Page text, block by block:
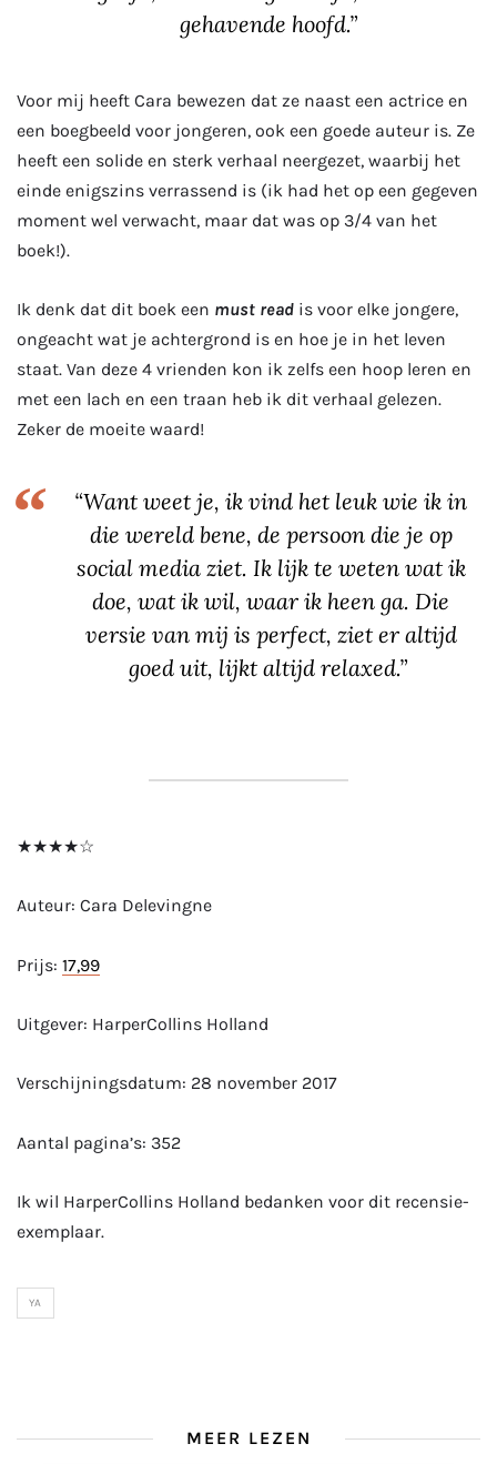
gehavende hoofd.”
Voor mij heeft Cara bewezen dat ze naast een actrice en
een boegbeeld voor jongeren, ook een goede auteur is. Ze
heeft een solide en sterk verhaal neergezet, waarbij het
einde enigszins verrassend is (ik had het op een gegeven
moment wel verwacht, maar dat was op 3/4 van het
boek!).
Ik denk dat dit boek een must read is voor elke jongere,
ongeacht wat je achtergrond is en hoe je in het leven
staat. Van deze 4 vrienden kon ik zelfs een hoop leren en
met een lach en een traan heb ik dit verhaal gelezen.
Zeker de moeite waard!
“Want weet je, ik vind het leuk wie ik in
die wereld bene, de persoon die je op
social media ziet. Ik lijk te weten wat ik
doe, wat ik wil, waar ik heen ga. Die
versie van mij is perfect, ziet er altijd
goed uit, lijkt altijd relaxed.”
★★★★☆
Auteur: Cara Delevingne
Prijs: 17,99
Uitgever: HarperCollins Holland
Verschijningsdatum: 28 november 2017
Aantal pagina’s: 352
Ik wil HarperCollins Holland bedanken voor dit recensie-
exemplaar.
YA
MEER LEZEN